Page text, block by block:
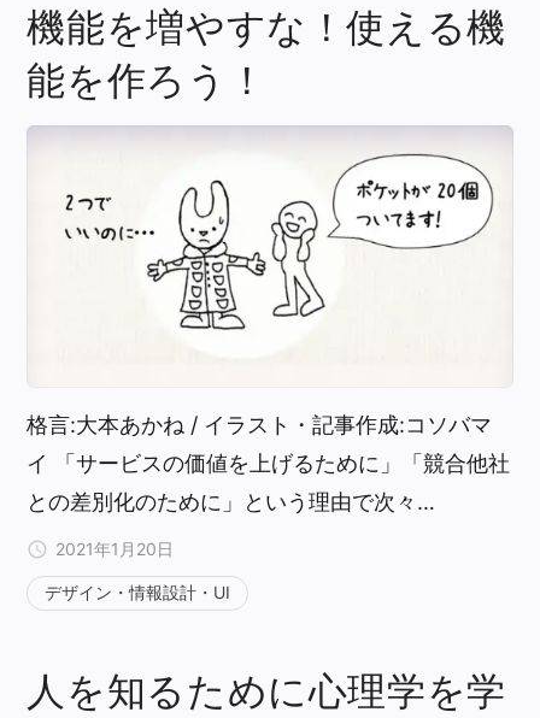
機能を増やすな！使える機
能を作ろう！
格言:大本あかね / イラスト・記事作成:コソバマ
イ 「サービスの価値を上げるために」「競合他社
との差別化のために」という理由で次々…
2021年1月20日
デザイン・情報設計・UI
人を知るために心理学を学